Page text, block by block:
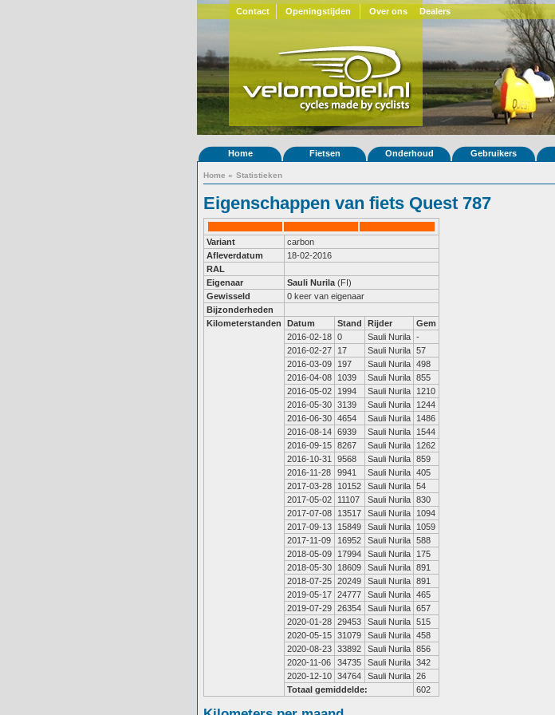
Contact Openingstijden Over ons Dealers
Home Fietsen Onderhoud Gebruikers
Home » Statistieken
Eigenschappen van fiets Quest 787
Variant
carbon
Afleverdatum
18-02-2016
RAL
Eigenaar
Sauli Nurila (FI)
Gewisseld
0 keer van eigenaar
Bijzonderheden
Kilometerstanden
Datum Stand Rijder
Gem
2016-02-18 0 Sauli Nurila -
2016-02-27
17 Sauli Nurila 57
2016-03-09
197 Sauli Nurila 498
2016-04-08
1039 Sauli Nurila 855
2016-05-02
1994 Sauli Nurila
1210
2016-05-30 3139 Sauli Nurila
1244
2016-06-30 4654 Sauli Nurila
1486
2016-08-14 6939 Sauli Nurila
1544
2016-09-15 8267 Sauli Nurila
1262
2016-10-31
9568 Sauli Nurila 859
2016-11-28
9941 Sauli Nurila 405
2017-03-28
10152 Sauli Nurila 54
2017-05-02
11107 Sauli Nurila 830
2017-07-08
13517 Sauli Nurila
1094
2017-09-13
15849 Sauli Nurila
1059
2017-11-09
16952 Sauli Nurila 588
2018-05-09
17994 Sauli Nurila
175
2018-05-30
18609 Sauli Nurila 891
2018-07-25 20249 Sauli Nurila 891
2019-05-17 24777 Sauli Nurila 465
2019-07-29 26354 Sauli Nurila 657
2020-01-28 29453 Sauli Nurila 515
2020-05-15 31079 Sauli Nurila 458
2020-08-23 33892 Sauli Nurila 856
2020-11-06
34735 Sauli Nurila 342
2020-12-10 34764 Sauli Nurila 26
Totaal gemiddelde:
602